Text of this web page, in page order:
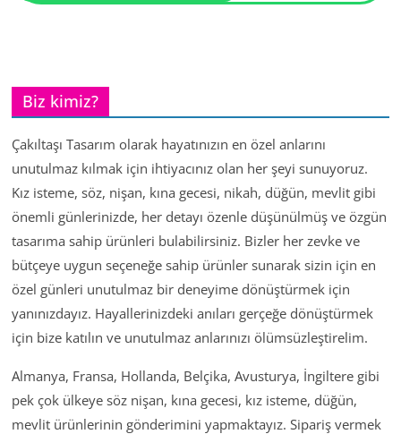
Biz kimiz?
Çakıltaşı Tasarım olarak hayatınızın en özel anlarını
unutulmaz kılmak için ihtiyacınız olan her şeyi sunuyoruz.
Kız isteme, söz, nişan, kına gecesi, nikah, düğün, mevlit gibi
önemli günlerinizde, her detayı özenle düşünülmüş ve özgün
tasarıma sahip ürünleri bulabilirsiniz. Bizler her zevke ve
bütçeye uygun seçeneğe sahip ürünler sunarak sizin için en
özel günleri unutulmaz bir deneyime dönüştürmek için
yanınızdayız. Hayallerinizdeki anıları gerçeğe dönüştürmek
için bize katılın ve unutulmaz anlarınızı ölümsüzleştirelim.
Almanya, Fransa, Hollanda, Belçika, Avusturya, İngiltere gibi
pek çok ülkeye söz nişan, kına gecesi, kız isteme, düğün,
mevlit ürünlerinin gönderimini yapmaktayız. Sipariş vermek